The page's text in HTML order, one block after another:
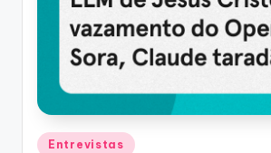
Posted
Entrevistas